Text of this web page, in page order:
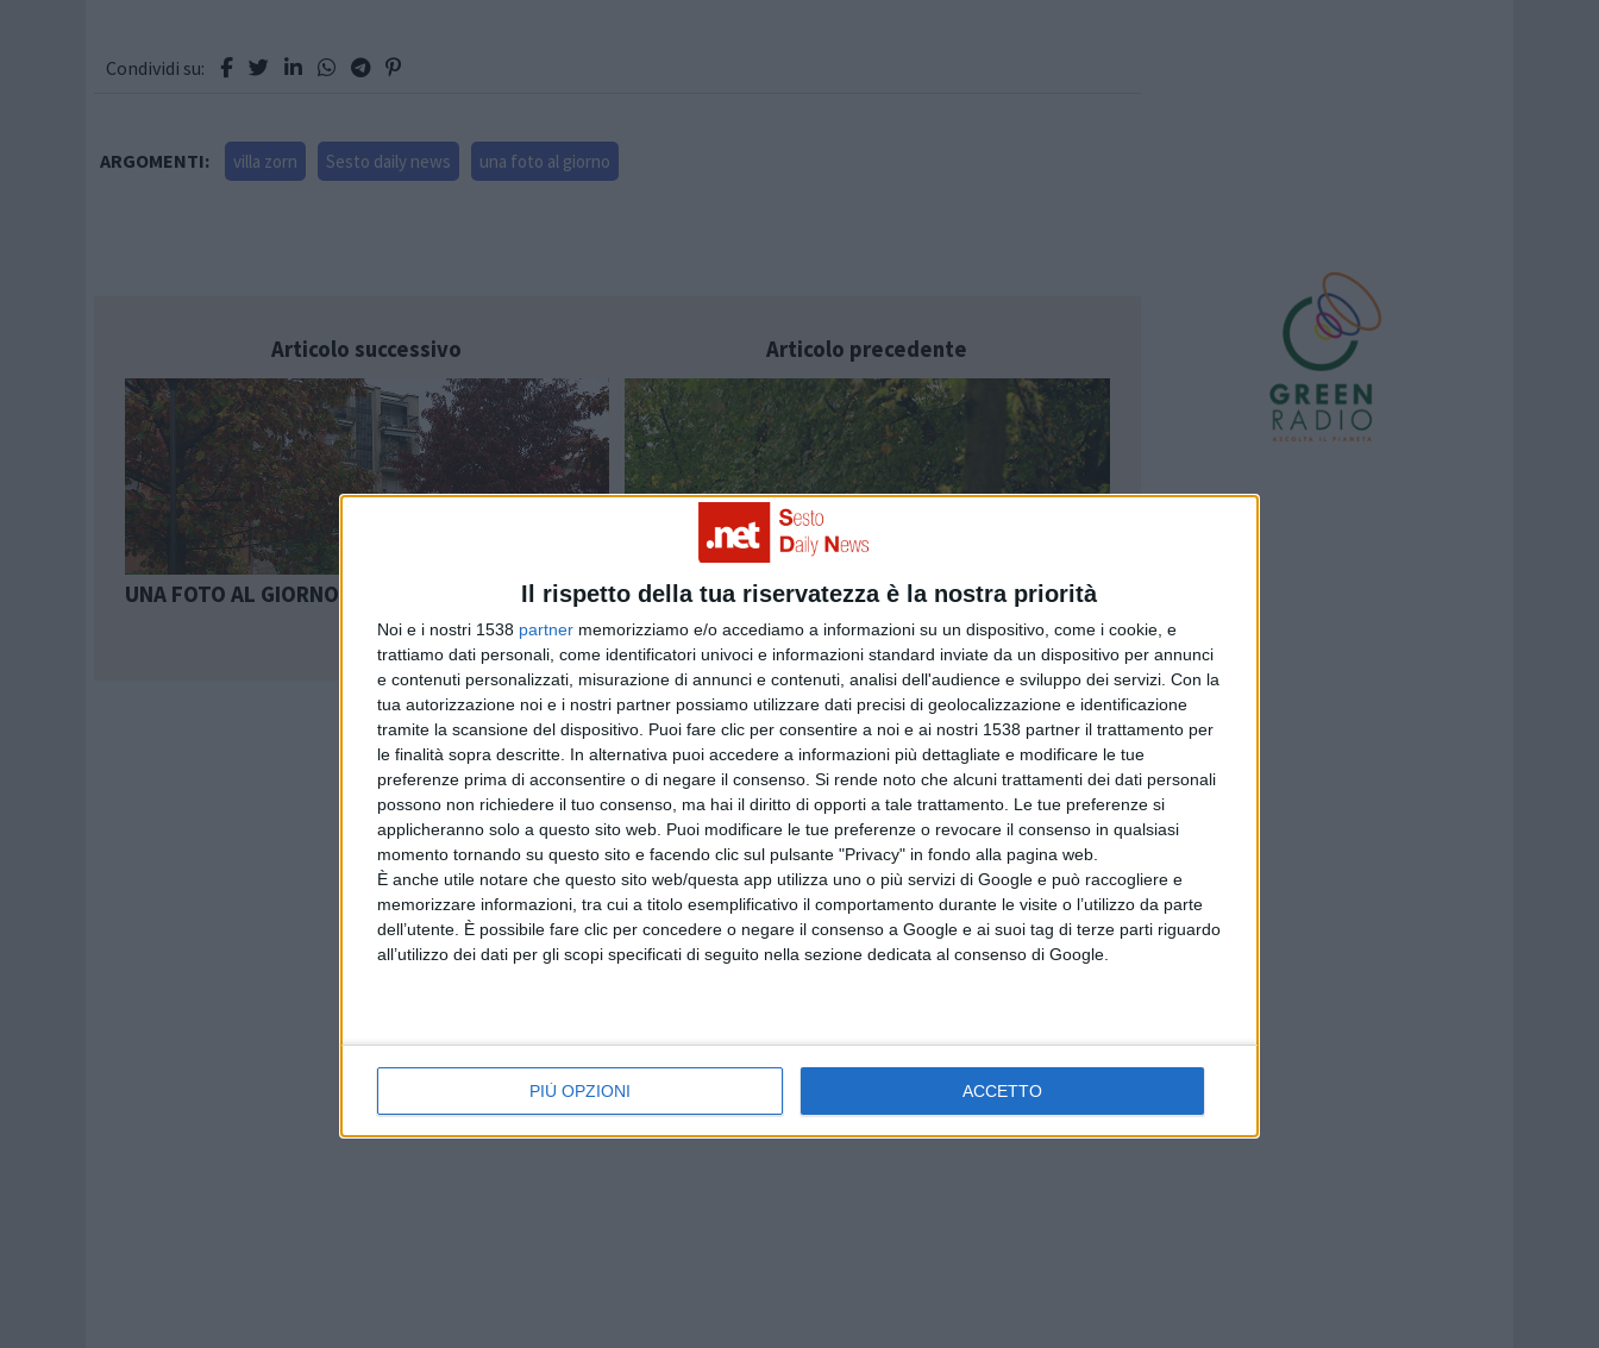
Il rispetto della tua riservatezza è la nostra priorità
Noi e i nostri 1538 partner memorizziamo e/o accediamo a informazioni su un dispositivo, come i cookie, e
trattiamo dati personali, come identificatori univoci e informazioni standard inviate da un dispositivo per annunci
e contenuti personalizzati, misurazione di annunci e contenuti, analisi dell'audience e sviluppo dei servizi. Con la
tua autorizzazione noi e i nostri partner possiamo utilizzare dati precisi di geolocalizzazione e identificazione
tramite la scansione del dispositivo. Puoi fare clic per consentire a noi e ai nostri 1538 partner il trattamento per
le finalità sopra descritte. In alternativa puoi accedere a informazioni più dettagliate e modificare le tue
preferenze prima di acconsentire o di negare il consenso. Si rende noto che alcuni trattamenti dei dati personali
possono non richiedere il tuo consenso, ma hai il diritto di opporti a tale trattamento. Le tue preferenze si
applicheranno solo a questo sito web. Puoi modificare le tue preferenze o revocare il consenso in qualsiasi
momento tornando su questo sito e facendo clic sul pulsante "Privacy" in fondo alla pagina web.
È anche utile notare che questo sito web/questa app utilizza uno o più servizi di Google e può raccogliere e
memorizzare informazioni, tra cui a titolo esemplificativo il comportamento durante le visite o l’utilizzo da parte
dell’utente. È possibile fare clic per concedere o negare il consenso a Google e ai suoi tag di terze parti riguardo
all’utilizzo dei dati per gli scopi specificati di seguito nella sezione dedicata al consenso di Google.
PIÙ OPZIONI ACCETTO
Condividi su:
ARGOMENTI: villa zorn Sesto daily news una foto al giorno
Articolo successivo
UNA FOTO AL GIORNO: Giardino Corridoni
Articolo precedente
UNA FOTO AL GIORNO: Giardino Bazzega - Area
Giochi